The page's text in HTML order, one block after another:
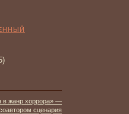
в жанр хоррора» —
сценария